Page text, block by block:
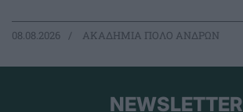
08.08.2026 ΑΚΑΔΗΜΙΑ ΠΟΛΟ ΑΝΔΡΩΝ
NEWSLETTER